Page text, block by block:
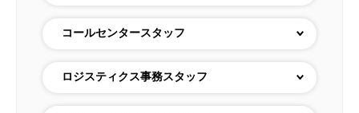
コールセンタースタッフ
ロジスティクス事務スタッフ